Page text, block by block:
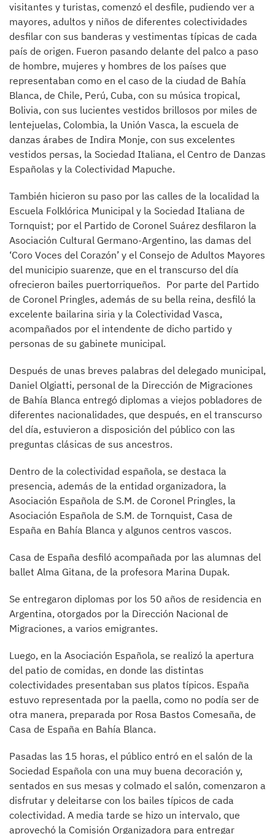
visitantes y turistas, comenzó el desfile, pudiendo ver a
mayores, adultos y niños de diferentes colectividades
desfilar con sus banderas y vestimentas típicas de cada
país de origen. Fueron pasando delante del palco a paso
de hombre, mujeres y hombres de los países que
representaban como en el caso de la ciudad de Bahía
Blanca, de Chile, Perú, Cuba, con su música tropical,
Bolivia, con sus lucientes vestidos brillosos por miles de
lentejuelas, Colombia, la Unión Vasca, la escuela de
danzas árabes de Indira Monje, con sus excelentes
vestidos persas, la Sociedad Italiana, el Centro de Danzas
Españolas y la Colectividad Mapuche.
También hicieron su paso por las calles de la localidad la
Escuela Folklórica Municipal y la Sociedad Italiana de
Tornquist; por el Partido de Coronel Suárez desfilaron la
Asociación Cultural Germano-Argentino, las damas del
‘Coro Voces del Corazón’ y el Consejo de Adultos Mayores
del municipio suarenze, que en el transcurso del día
ofrecieron bailes puertorriqueños. Por parte del Partido
de Coronel Pringles, además de su bella reina, desfiló la
excelente bailarina siria y la Colectividad Vasca,
acompañados por el intendente de dicho partido y
personas de su gabinete municipal.
Después de unas breves palabras del delegado municipal,
Daniel Olgiatti, personal de la Dirección de Migraciones
de Bahía Blanca entregó diplomas a viejos pobladores de
diferentes nacionalidades, que después, en el transcurso
del día, estuvieron a disposición del público con las
preguntas clásicas de sus ancestros.
Dentro de la colectividad española, se destaca la
presencia, además de la entidad organizadora, la
Asociación Española de S.M. de Coronel Pringles, la
Asociación Española de S.M. de Tornquist, Casa de
España en Bahía Blanca y algunos centros vascos.
Casa de España desfiló acompañada por las alumnas del
ballet Alma Gitana, de la profesora Marina Dupak.
Se entregaron diplomas por los 50 años de residencia en
Argentina, otorgados por la Dirección Nacional de
Migraciones, a varios emigrantes.
Luego, en la Asociación Española, se realizó la apertura
del patio de comidas, en donde las distintas
colectividades presentaban sus platos típicos. España
estuvo representada por la paella, como no podía ser de
otra manera, preparada por Rosa Bastos Comesaña, de
Casa de España en Bahía Blanca.
Pasadas las 15 horas, el público entró en el salón de la
Sociedad Española con una muy buena decoración y,
sentados en sus mesas y colmado el salón, comenzaron a
disfrutar y deleitarse con los bailes típicos de cada
colectividad. A media tarde se hizo un intervalo, que
aprovechó la Comisión Organizadora para entregar